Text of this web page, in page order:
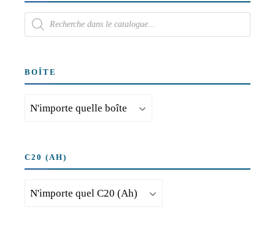
BOÎTE
C20 (AH)